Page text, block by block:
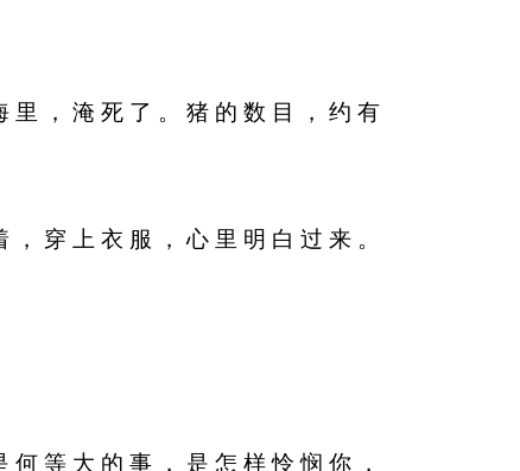
里 ， 淹 死 了 。 猪 的 数 目 ， 约 有
穿 上 衣 服 ， 心 里 明 白 过 来 。
等 大 的 事 ， 是 怎 样 怜 悯 你 ，